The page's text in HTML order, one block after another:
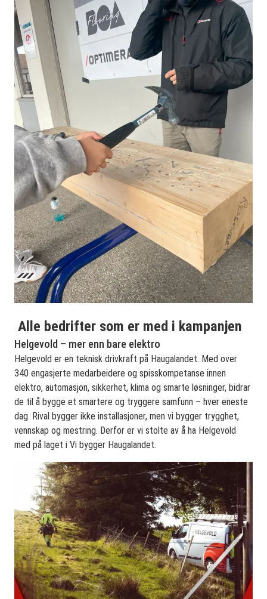
Alle bedrifter som er med i kampanjen
Helgevold – mer enn bare elektro
Helgevold er en teknisk drivkraft på Haugalandet. Med over
340 engasjerte medarbeidere og spisskompetanse innen
elektro, automasjon, sikkerhet, klima og smarte løsninger, bidrar
de til å bygge et smartere og tryggere samfunn – hver eneste
dag. Rival bygger ikke installasjoner, men vi bygger trygghet,
vennskap og mestring. Derfor er vi stolte av å ha Helgevold
med på laget i Vi bygger Haugalandet.